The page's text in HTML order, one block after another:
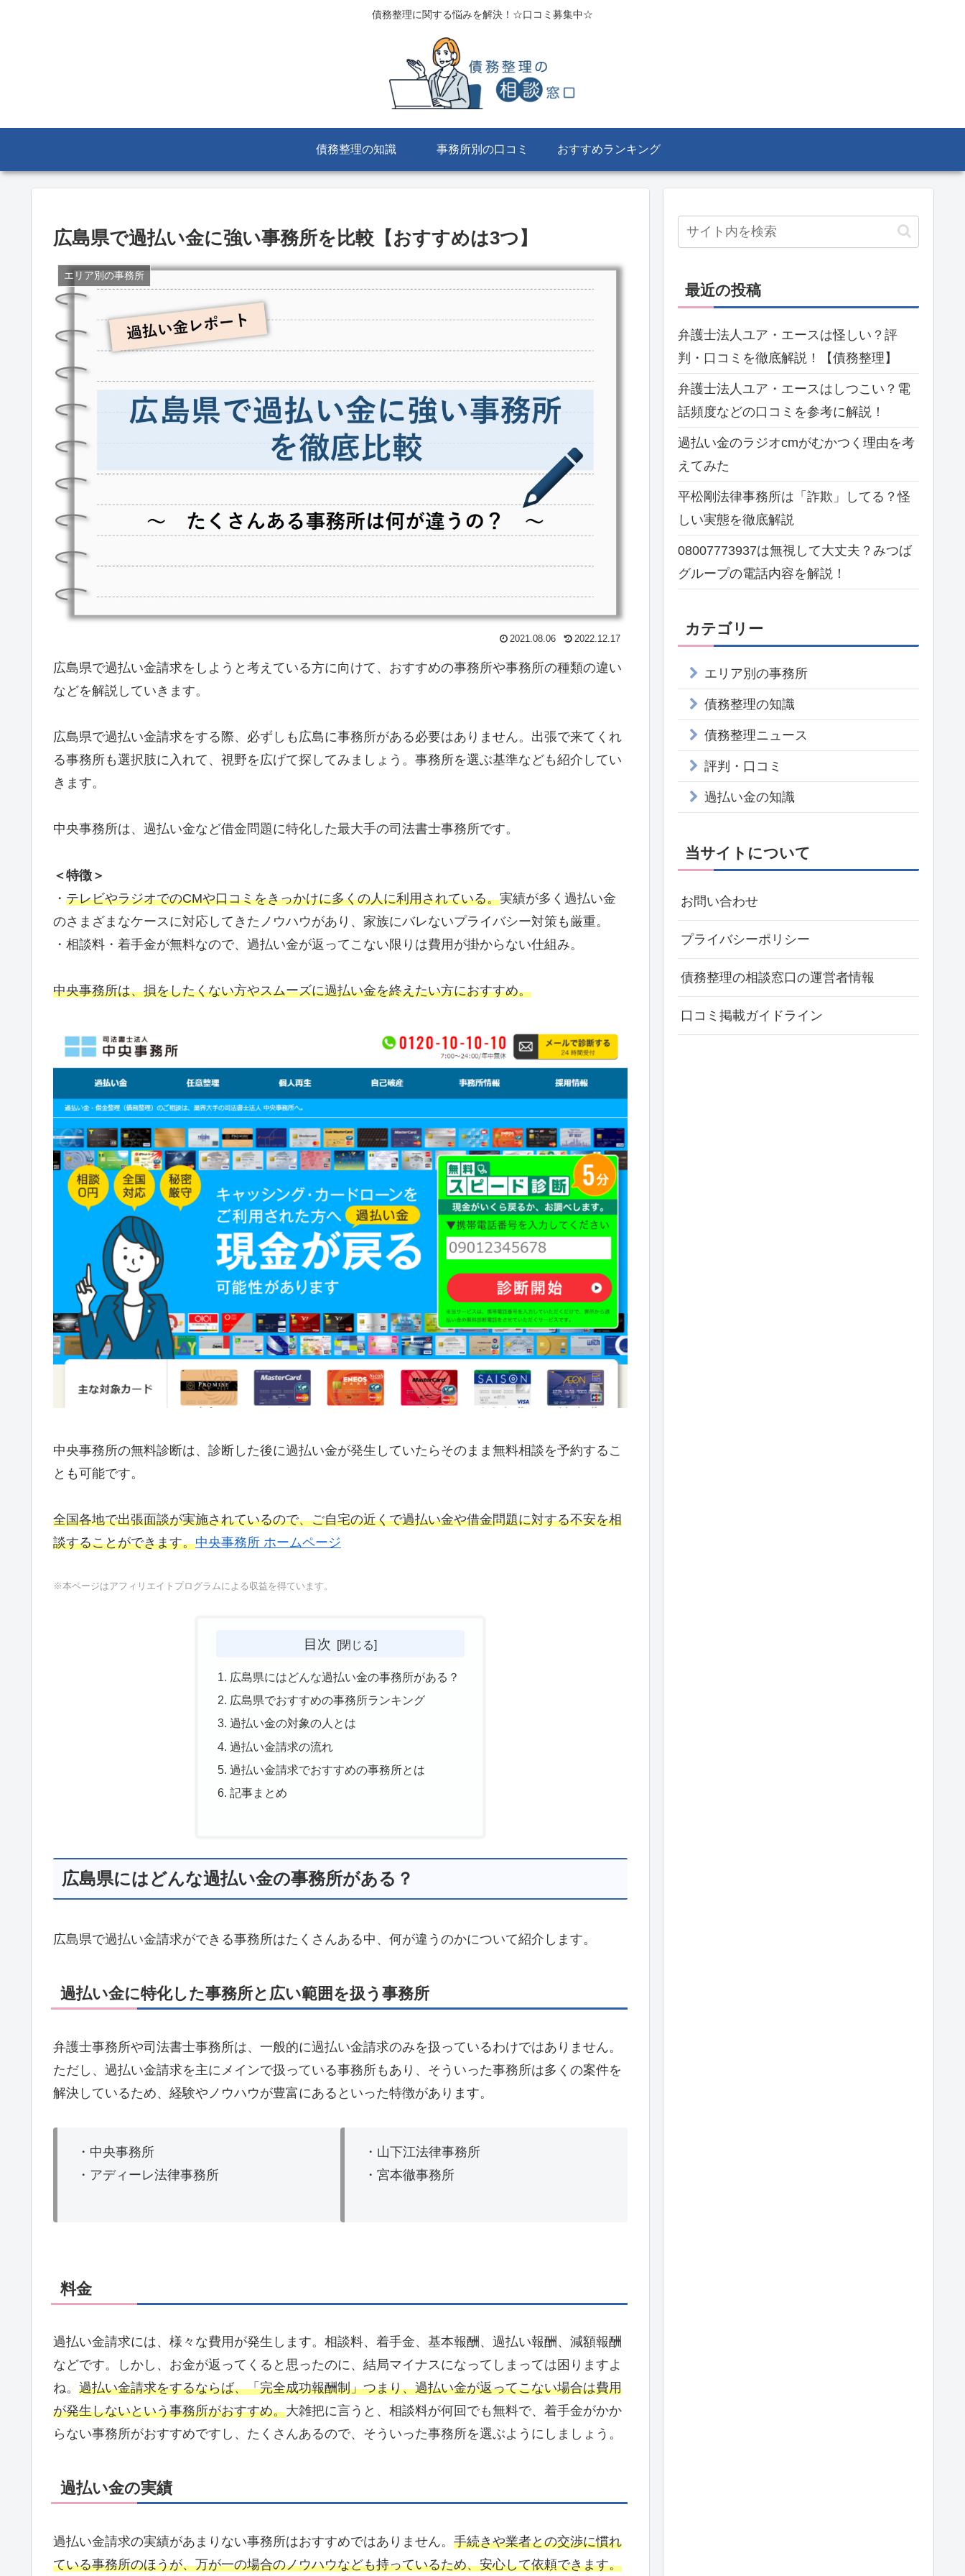
債務整理に関する悩みを解決！☆口コミ募集中☆
債務整理の知識 事務所別の口コミ おすすめランキング
広島県で過払い金に強い事務所を比較【おすすめは3つ】
エリア別の事務所
2021.08.06 2022.12.17
広島県で過払い金請求をしようと考えている方に向けて、おすすめの事務所や事務所の種類の違い
などを解説していきます。
広島県で過払い金請求をする際、必ずしも広島に事務所がある必要はありません。出張で来てくれ
る事務所も選択肢に入れて、視野を広げて探してみましょう。事務所を選ぶ基準なども紹介してい
きます。
中央事務所は、過払い金など借金問題に特化した最大手の司法書士事務所です。
＜特徴＞
・ テレビやラジオでのCMや口コミをきっかけに多くの人に利用されている。実績が多く過払い金
のさまざまなケースに対応してきたノウハウがあり、家族にバレないプライバシー対策も厳重。
・相談料・着手金が無料なので、過払い金が返ってこない限りは費用が掛からない仕組み。
中央事務所は、損をしたくない方やスムーズに過払い金を終えたい方におすすめ。
中央事務所の無料診断は、診断した後に過払い金が発生していたらそのまま無料相談を予約するこ
とも可能です。
全国各地で出張面談が実施されているので、ご自宅の近くで過払い金や借金問題に対する不安を相
談することができます。中央事務所 ホームページ
※本ページはアフィリエイトプログラムによる収益を得ています。
目次
広島県にはどんな過払い金の事務所がある？
広島県でおすすめの事務所ランキング
過払い金の対象の人とは
過払い金請求の流れ
過払い金請求でおすすめの事務所とは
記事まとめ
広島県にはどんな過払い金の事務所がある？
広島県で過払い金請求ができる事務所はたくさんある中、何が違うのかについて紹介します。
過払い金に特化した事務所と広い範囲を扱う事務所
弁護士事務所や司法書士事務所は、一般的に過払い金請求のみを扱っているわけではありません。
ただし、過払い金請求を主にメインで扱っている事務所もあり、そういった事務所は多くの案件を
解決しているため、経験やノウハウが豊富にあるといった特徴があります。
・中央事務所
・アディーレ法律事務所
・山下江法律事務所
・宮本徹事務所
料金
過払い金請求には、様々な費用が発生します。相談料、着手金、基本報酬、過払い報酬、減額報酬
などです。しかし、お金が返ってくると思ったのに、結局マイナスになってしまっては困りますよ
ね。 過払い金請求をするならば、「完全成功報酬制」つまり、過払い金が返ってこない場合は費用
が発生しないという事務所がおすすめ。大雑把に言うと、相談料が何回でも無料で、着手金がかか
らない事務所がおすすめですし、たくさんあるので、そういった事務所を選ぶようにしましょう。
過払い金の実績
過払い金請求の実績があまりない事務所はおすすめではありません。 手続きや業者との交渉に慣れ
ている事務所のほうが、万が一の場合のノウハウなども持っているため、安心して依頼できます。
最近の投稿
弁護士法人ユア・エースは怪しい？評
判・口コミを徹底解説！【債務整理】
弁護士法人ユア・エースはしつこい？電
話頻度などの口コミを参考に解説！
過払い金のラジオcmがむかつく理由を考
えてみた
平松剛法律事務所は「詐欺」してる？怪
しい実態を徹底解説
08007773937は無視して大丈夫？みつば
グループの電話内容を解説！
カテゴリー
エリア別の事務所
債務整理の知識
債務整理ニュース
評判・口コミ
過払い金の知識
当サイトについて
お問い合わせ
プライバシーポリシー
債務整理の相談窓口の運営者情報
口コミ掲載ガイドライン